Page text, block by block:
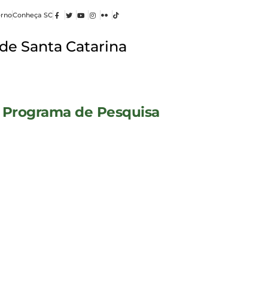
Conheça SC
Santa Catarina
de Pesquisa